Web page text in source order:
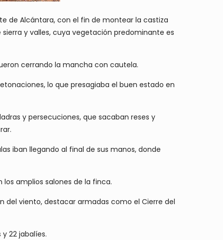
de Alcántara, con el fin de montear la castiza
y valles, cuya vegetación predominante es
cerrando la mancha con cautela.
lo que presagiaba el buen estado en
y persecuciones, que sacaban reses y
iban llegando al final de sus manos, donde
amplios salones de la finca.
del viento, destacar armadas como el Cierre del
22 jabalíes.